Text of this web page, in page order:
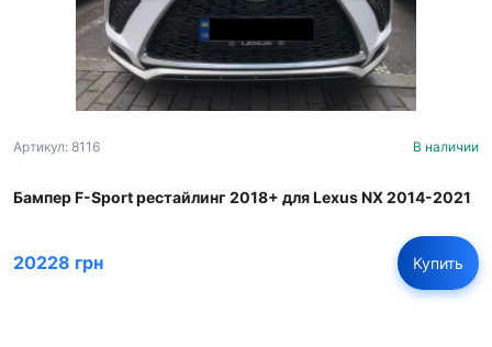
Артикул: 8116 В наличии
Бампер F-Sport рестайлинг 2018+ для Lexus NX 2014-2021
20228 грн Купить